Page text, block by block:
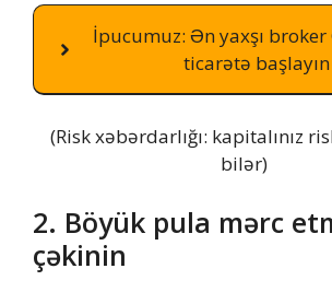
İpucumuz: Ən yaxşı
ticarətə başlayın
(Risk xəbərdarlığı: kapitalınız
bilər)
2. Böyük pula mərc
çəkinin